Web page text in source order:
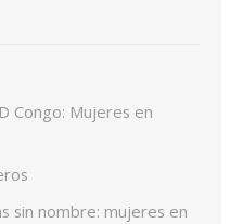
Congo: Mujeres en
sin nombre: mujeres en